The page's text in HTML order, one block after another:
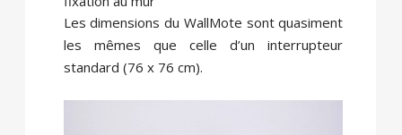
Les dimensions du WallMote sont quasiment
les mêmes que celle d’un interrupteur
standard (76 x 76 cm).